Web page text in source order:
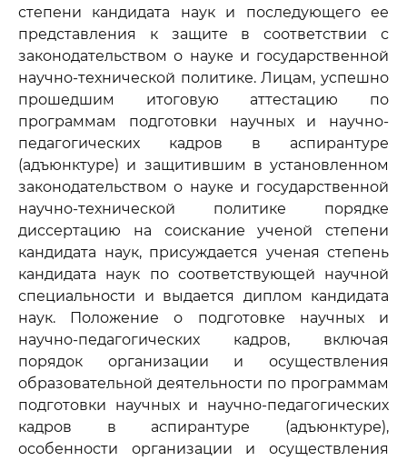
степени кандидата наук и последующего ее
представления к защите в соответствии с
законодательством о науке и государственной
научно-технической политике. Лицам, успешно
прошедшим итоговую аттестацию по
программам подготовки научных и научно-
педагогических кадров в аспирантуре
(адъюнктуре) и защитившим в установленном
законодательством о науке и государственной
научно-технической политике порядке
диссертацию на соискание ученой степени
кандидата наук, присуждается ученая степень
кандидата наук по соответствующей научной
специальности и выдается диплом кандидата
наук. Положение о подготовке научных и
научно-педагогических кадров, включая
порядок организации и осуществления
образовательной деятельности по программам
подготовки научных и научно-педагогических
кадров в аспирантуре (адъюнктуре),
особенности организации и осуществления